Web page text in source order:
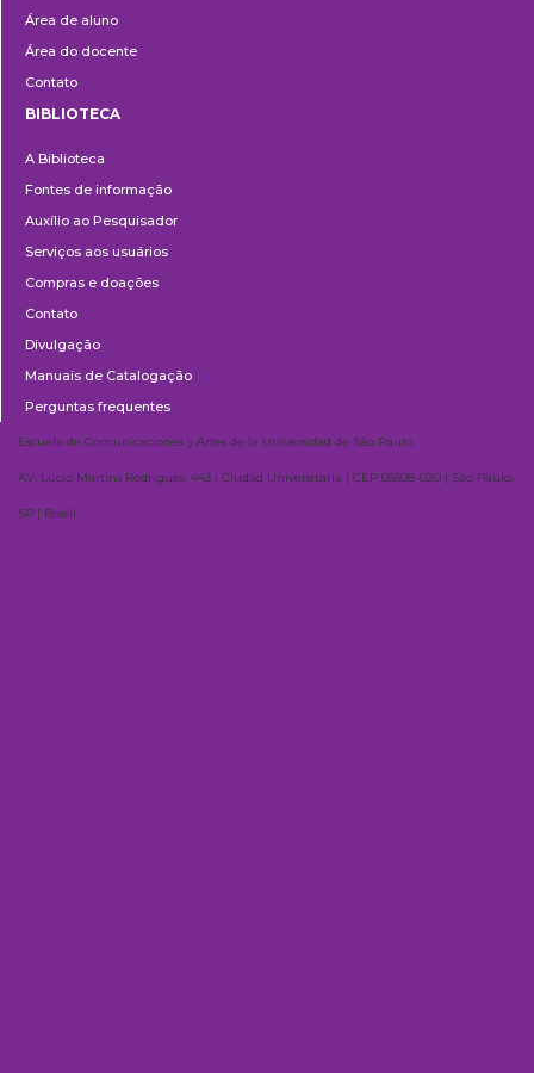
Área de aluno
Área do docente
Contato
BIBLIOTECA
A Biblioteca
Fontes de informação
Auxílio ao Pesquisador
Serviços aos usuários
Compras e doações
Contato
Divulgação
Manuais de Catalogação
Perguntas frequentes
Escuela de Comunicaciones y Artes de la Universidad de São Paulo
AV. Lúcio Martins Rodrigues, 443 | Ciudad Universitaria | CEP 05508-020 | São Paulo,
SP | Brasil